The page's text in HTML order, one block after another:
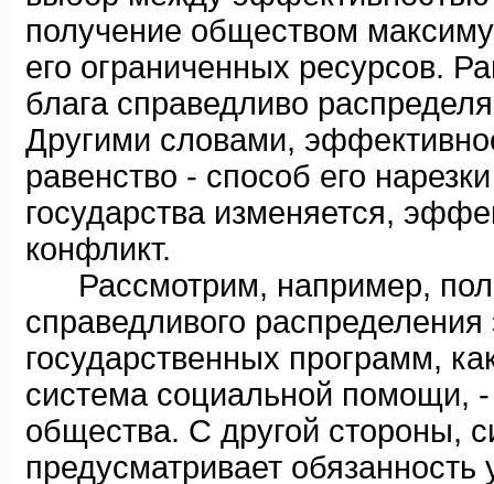
получение обществом
его ограниченных ресурсов.
блага справедливо
Другими словами,
равенство - способ его
государства изменяется,
конфликт.
Рассмотрим, например,
справедливого
государственных программ,
система социальной помощи,
общества. С другой стороны,
предусматривает